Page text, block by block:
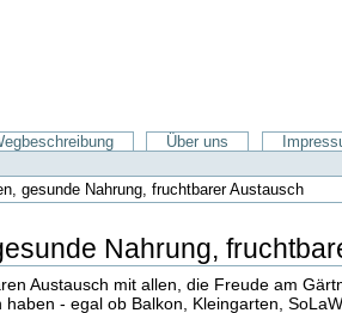
Über uns
gesunde Nahrung, fruchtbarer Austausch
Nahrung,
Austausch mit allen, die Freude am
- egal ob Balkon, Kleingarten,